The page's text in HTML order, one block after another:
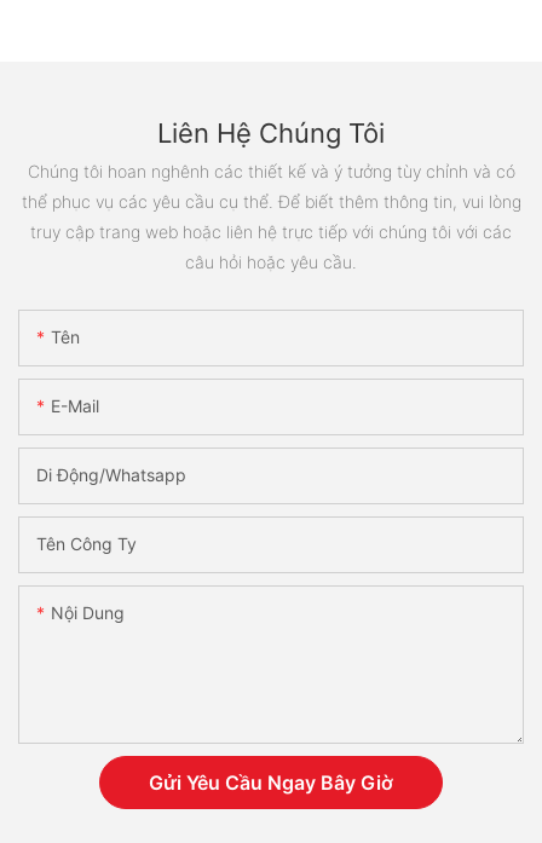
Liên Hệ Chúng Tôi
Chúng tôi hoan nghênh các thiết kế và ý tưởng tùy chỉnh và có
thể phục vụ các yêu cầu cụ thể. Để biết thêm thông tin, vui lòng
truy cập trang web hoặc liên hệ trực tiếp với chúng tôi với các
câu hỏi hoặc yêu cầu.
Tên
E-Mail
Di Động/Whatsapp
Tên Công Ty
Nội Dung
Gửi Yêu Cầu Ngay Bây Giờ